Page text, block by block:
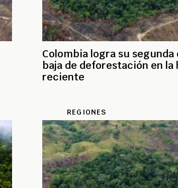
Colombia logra su
baja de deforestación en
reciente
REGIONES